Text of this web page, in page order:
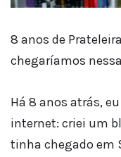
8 anos de
chegaríamos
Há 8 anos atrás,
internet: criei um
tinha chegado em